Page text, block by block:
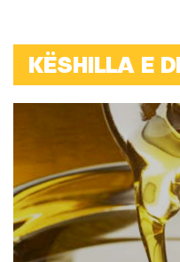
KËSHILLA E